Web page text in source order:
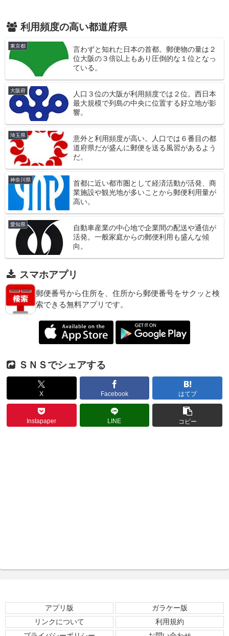
利用頻度の高い都道府県
東京都
言わずと知れた日本の首都。郵便物の量は２
位大阪の３倍以上もあり圧倒的な１位となっ
ている。
大阪府
人口３位の大阪が利用頻度では２位。西日本
最大規模で列島の中央に位置する好立地が影
響。
埼玉県
意外と利用頻度が高い。人口では６番目の都
道府県だが盛んに郵便を送る風習があるよう
だ。
神奈川県
首都に近い都市圏として経済活動が活発、商
業施設や観光地が多いことから郵便利用量が
高い。
愛知県
自動車産業の中心地で企業間の配送や通信が
活発。一般家庭からの郵便利用も盛んな傾
向。
スマホアプリ
郵便番号から住所を、住所から郵便番号をサクッと検
索できる無料アプリです。
ＳＮＳでシェアする
X Facebook はてブ
Instapaper LINE コピー
アプリ版
ガラケー版
リンクについて
利用規約